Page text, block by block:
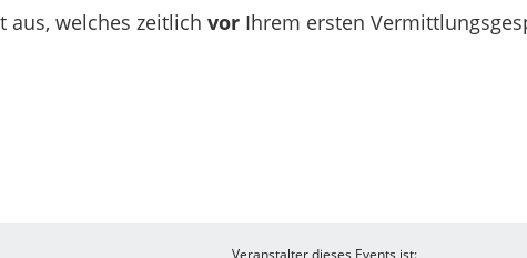
aus, welches zeitlich vor Ihrem ersten